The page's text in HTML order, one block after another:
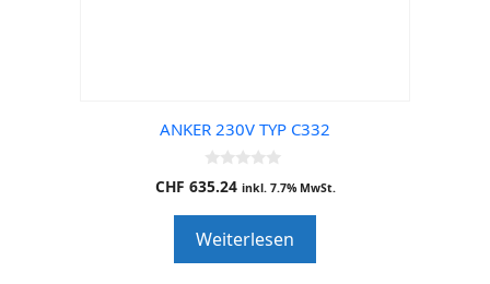
ANKER 230V TYP C332
0
o
o
f
5
CHF 635.24 inkl. 7.7% MwSt.
Weiterlesen